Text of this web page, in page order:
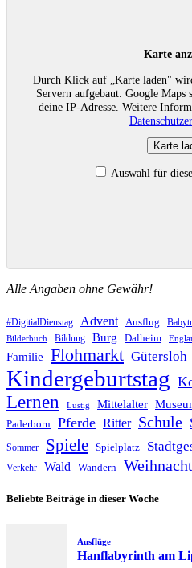
Karte
Durch Klick auf „Karte laden"
Servern aufgebaut. Google Maps
deine IP-Adresse. Weitere
Karte
Auswahl für
Alle Angaben ohne Gewähr!
#DigitialDienstag Advent Ausflug
Bilderbuch Bildung Burg Dalheim
Familie Flohmarkt Gütersloh
Kindergeburtstag
Lernen Lustig Mittelalter
Paderborn Pferde Ritter Schule
Sommer Spiele Spielplatz
Verkehr Wald Wandern
Beliebte Beiträge in dieser Woche
Ausflüge
Hanflabyrinth am